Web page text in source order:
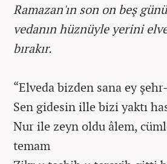
Ramazan'ın son on beş
vedanın hüznüyle yerini
bırakır.
“Elveda bizden sana ey
Sen gidesin ille bizi yaktı
Nur ile zeyn oldu âlem,
temam